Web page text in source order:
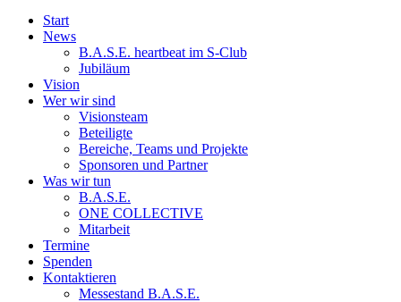
Start
News
B.A.S.E. heartbeat im S-Club
Jubiläum
Vision
Wer wir sind
Visionsteam
Beteiligte
Bereiche, Teams und Projekte
Sponsoren und Partner
Was wir tun
B.A.S.E.
ONE COLLECTIVE
Mitarbeit
Termine
Spenden
Kontaktieren
Messestand B.A.S.E.